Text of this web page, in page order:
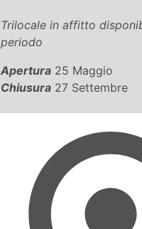
Trilocale in affitto
periodo
Apertura 25 Maggio
Chiusura 27 Settembre